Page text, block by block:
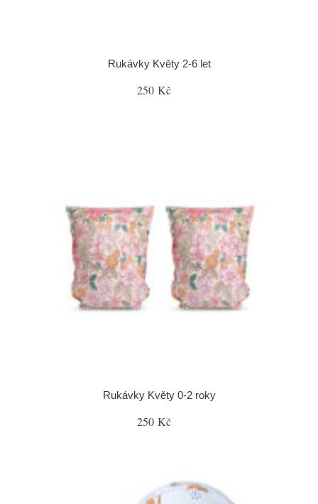
Rukávky Květy 2-6 let
250 Kč
Rukávky Květy 0-2 roky
250 Kč